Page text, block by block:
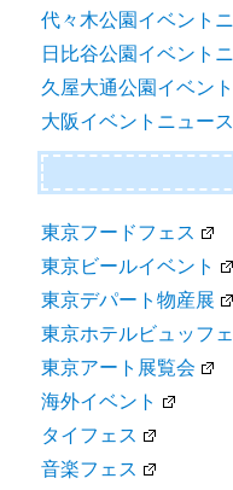
代々木公園イベント
日比谷公園イベント
久屋大通公園イベン
大阪イベントニュース
東京フードフェス
東京ビールイベント
東京デパート物産展
東京ホテルビュッフェ
東京アート展覧会
海外イベント
タイフェス
音楽フェス